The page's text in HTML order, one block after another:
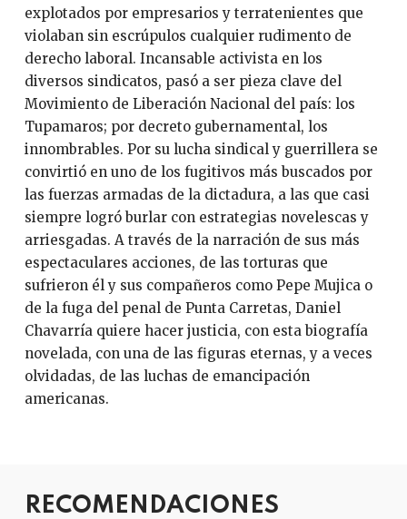
explotados por empresarios y terratenientes que
violaban sin escrúpulos cualquier rudimento de
derecho laboral. Incansable activista en los
diversos sindicatos, pasó a ser pieza clave del
Movimiento de Liberación Nacional del país: los
Tupamaros; por decreto gubernamental, los
innombrables. Por su lucha sindical y guerrillera se
convirtió en uno de los fugitivos más buscados por
las fuerzas armadas de la dictadura, a las que casi
siempre logró burlar con estrategias novelescas y
arriesgadas. A través de la narración de sus más
espectaculares acciones, de las torturas que
sufrieron él y sus compañeros como Pepe Mujica o
de la fuga del penal de Punta Carretas, Daniel
Chavarría quiere hacer justicia, con esta biografía
novelada, con una de las figuras eternas, y a veces
olvidadas, de las luchas de emancipación
americanas.
RECOMENDACIONES